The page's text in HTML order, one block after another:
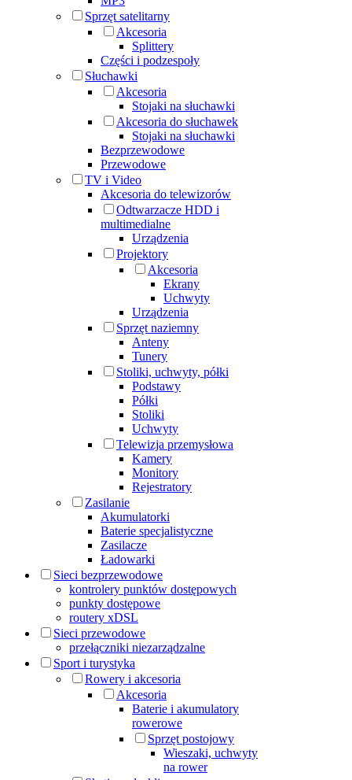
Sprzęt satelitarny
Akcesoria
Splittery
Części i podzespoły
Słuchawki
Akcesoria
Stojaki na słuchawki
Akcesoria do słuchawek
Stojaki na słuchawki
Bezprzewodowe
Przewodowe
TV i Video
Akcesoria do telewizorów
Odtwarzacze HDD i
multimedialne
Urządzenia
Projektory
Akcesoria
Ekrany
Uchwyty
Urządzenia
Sprzęt naziemny
Anteny
Tunery
Stoliki, uchwyty, półki
Podstawy
Półki
Stoliki
Uchwyty
Telewizja przemysłowa
Kamery
Monitory
Rejestratory
Zasilanie
Akumulatorki
Baterie specjalistyczne
Zasilacze
Ładowarki
Sieci bezprzewodowe
kontrolery punktów dostępowych
punkty dostępowe
routery xDSL
Sieci przewodowe
przełączniki niezarządzalne
Sport i turystyka
Rowery i akcesoria
Akcesoria
Baterie i akumulatory
rowerowe
Sprzęt postojowy
Wieszaki, uchwyty
na rower